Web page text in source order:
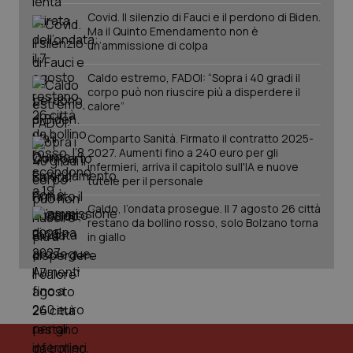
Salute orale & impianti
Sangue & coagulazione
Tiroide
Tumore al seno
Tumore ovarico
Tumori del Polmone & Testa Collo
Tumori gastrointestinali
Ulcera & Reflusso
Vaccini
Covid. Il silenzio di Fauci e il perdono di Biden.
Ma il Quinto Emendamento non è
un’ammissione di colpa
Caldo estremo, FADOI: “Sopra i 40 gradi il
corpo può non riuscire più a disperdere il
calore”
Comparto Sanità. Firmato il contratto 2025-
2027. Aumenti fino a 240 euro per gli
infermieri, arriva il capitolo sull'IA e nuove
tutele per il personale
Caldo, l’ondata prosegue. Il 7 agosto 26 città
restano da bollino rosso, solo Bolzano torna
in giallo
CookieScriptConsent
www.quotidianosanita.it
tracking-sites-ironfish-
tracking-enable
www.quotidianosanita.it
4